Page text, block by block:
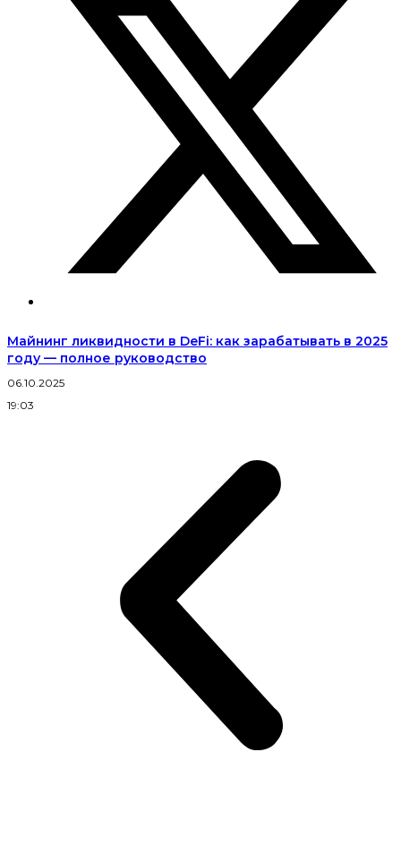
Майнинг ликвидности в DeFi: как зарабатывать в 2025
году — полное руководство
06.10.2025
19:03